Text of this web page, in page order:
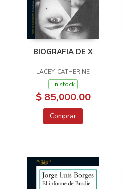
BIOGRAFIA DE X
LACEY, CATHERINE
En stock
$ 85,000.00
Comprar